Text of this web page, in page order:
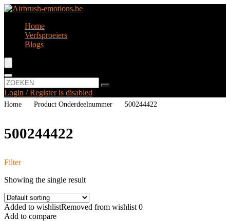
Home
Verfsproeiers
Blogs
Login / Register is disabled
Home Product Onderdeelnummer ‎500244422
‎500244422
Filter
Showing the single result
Added to wishlistRemoved from wishlist 0
Add to compare